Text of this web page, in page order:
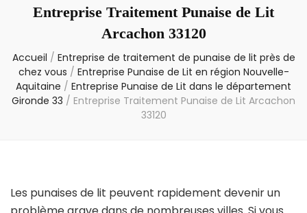
Entreprise Traitement Punaise de Lit
Arcachon 33120
Accueil / Entreprise de traitement de punaise de lit près de
chez vous / Entreprise Punaise de Lit en région Nouvelle-
Aquitaine / Entreprise Punaise de Lit dans le département
Gironde 33 / Entreprise Traitement Punaise de Lit Arcachon
33120
Les punaises de lit peuvent rapidement devenir un